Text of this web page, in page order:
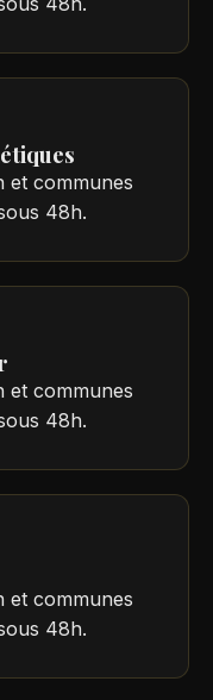
et communes
48h.
et communes
48h.
et communes
48h.